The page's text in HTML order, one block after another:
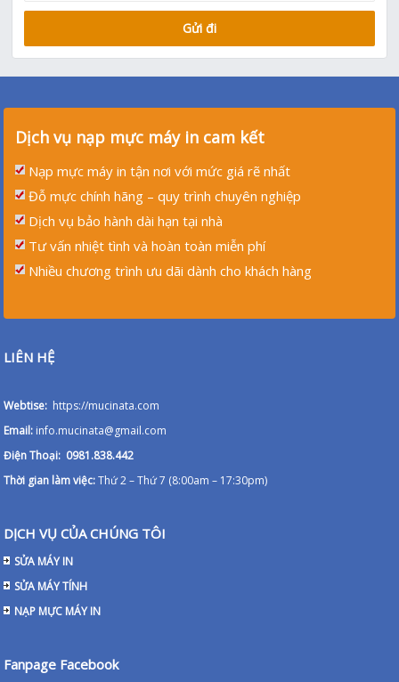
Dịch vụ nạp mực máy in cam kết
Nạp mực máy in tận nơi với mức giá rẽ nhất
Đỗ mực chính hãng – quy trình chuyên nghiệp
Dịch vụ bảo hành dài hạn tại nhà
Tư vấn nhiệt tình và hoàn toàn miễn phí
Nhiều chương trình ưu dãi dành cho khách hàng
LIÊN HỆ
Webtise: https://mucinata.com
Email: info.mucinata@gmail.com
Điện Thoại: 0981.838.442
Thời gian làm việc:Thứ 2 – Thứ 7 (8:00am – 17:30pm)
DỊCH VỤ CỦA CHÚNG TÔI
SỬA MÁY IN
SỬA MÁY TÍNH
NẠP MỰC MÁY IN
Fanpage Facebook